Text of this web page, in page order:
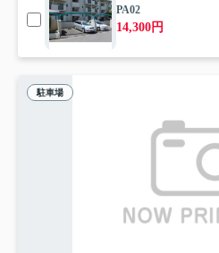
PA02
14,300円
駐車場